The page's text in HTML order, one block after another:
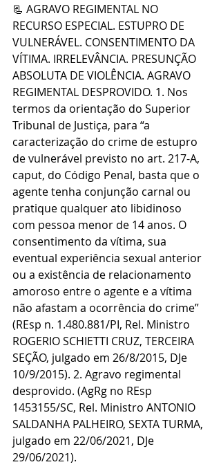
📃 AGRAVO REGIMENTAL NO
RECURSO ESPECIAL. ESTUPRO DE
VULNERÁVEL. CONSENTIMENTO DA
VÍTIMA. IRRELEVÂNCIA. PRESUNÇÃO
ABSOLUTA DE VIOLÊNCIA. AGRAVO
REGIMENTAL DESPROVIDO. 1. Nos
termos da orientação do Superior
Tribunal de Justiça, para “a
caracterização do crime de estupro
de vulnerável previsto no art. 217-A,
caput, do Código Penal, basta que o
agente tenha conjunção carnal ou
pratique qualquer ato libidinoso
com pessoa menor de 14 anos. O
consentimento da vítima, sua
eventual experiência sexual anterior
ou a existência de relacionamento
amoroso entre o agente e a vítima
não afastam a ocorrência do crime”
(REsp n. 1.480.881/PI, Rel. Ministro
ROGERIO SCHIETTI CRUZ, TERCEIRA
SEÇÃO, julgado em 26/8/2015, DJe
10/9/2015). 2. Agravo regimental
desprovido. (AgRg no REsp
1453155/SC, Rel. Ministro ANTONIO
SALDANHA PALHEIRO, SEXTA TURMA,
julgado em 22/06/2021, DJe
29/06/2021).